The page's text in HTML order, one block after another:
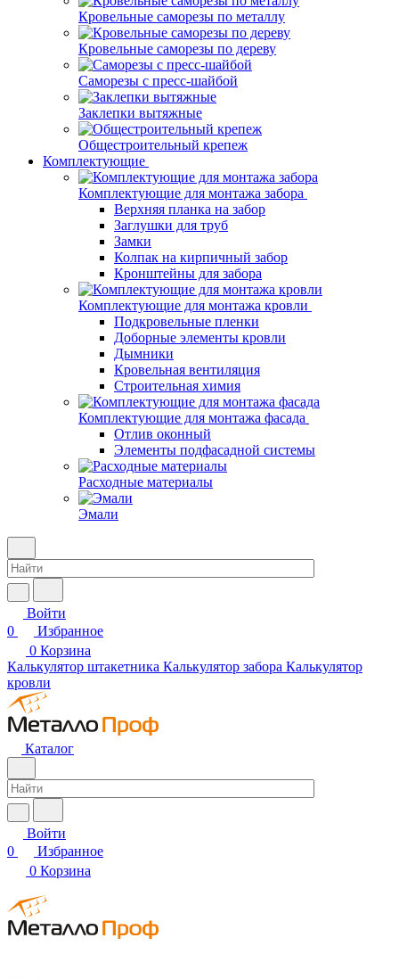
Кровельные саморезы по металлу
Кровельные саморезы по дереву
Саморезы с пресс-шайбой
Заклепки вытяжные
Общестроительный крепеж
Комплектующие
Комплектующие для монтажа забора
Верхняя планка на забор
Заглушки для труб
Замки
Колпак на кирпичный забор
Кронштейны для забора
Комплектующие для монтажа кровли
Подкровельные пленки
Доборные элементы кровли
Дымники
Кровельная вентиляция
Строительная химия
Комплектующие для монтажа фасада
Отлив оконный
Элементы подфасадной системы
Расходные материалы
Эмали
Войти
0
Избранное
0 Корзина
Калькулятор штакетника Калькулятор забора Калькулятор
кровли
Каталог
Войти
0
Избранное
0 Корзина